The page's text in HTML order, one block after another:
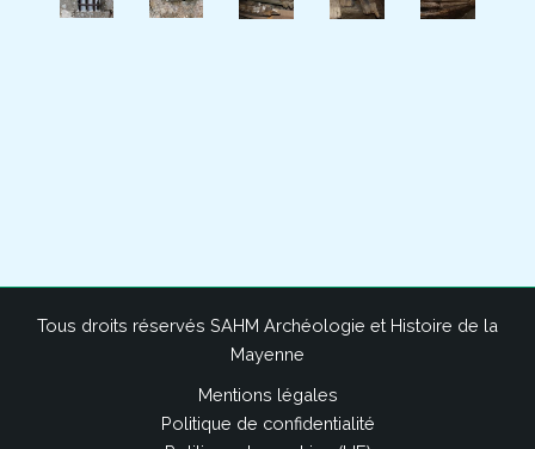
Tous droits réservés SAHM Archéologie et Histoire de la
Mayenne
Mentions légales
Politique de confidentialité